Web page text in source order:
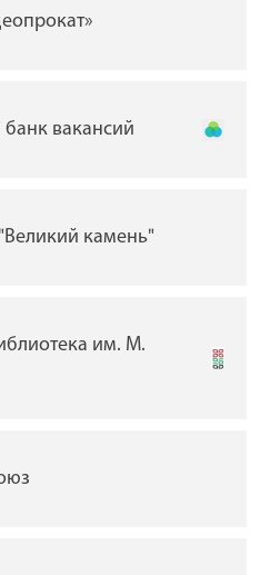
вакансий
камень"
им. М.